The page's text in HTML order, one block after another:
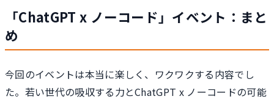
「ChatGPT x ノーコード」イベント：まと
め
今回のイベントは本当に楽しく、ワクワクする内容でし
た。若い世代の吸収する力とChatGPT x ノーコードの可能